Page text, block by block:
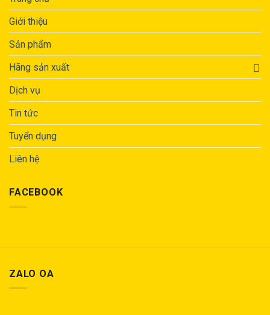
Giới thiệu
Sản phẩm
Hãng sản xuất
Dịch vụ
Tin tức
Tuyển dụng
Liên hệ
FACEBOOK
ZALO OA